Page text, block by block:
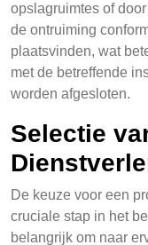
opslagruimtes of
de ontruiming
plaatsvinden, wat
met de betreffende
worden afgesloten.
Selectie
De keuze voor een
cruciale stap in het
belangrijk om naar